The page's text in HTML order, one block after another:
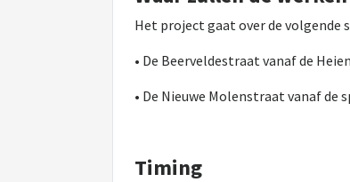
Het project gaat over de volgende
• De Beerveldestraat vanaf de
• De Nieuwe Molenstraat vanaf
Timing